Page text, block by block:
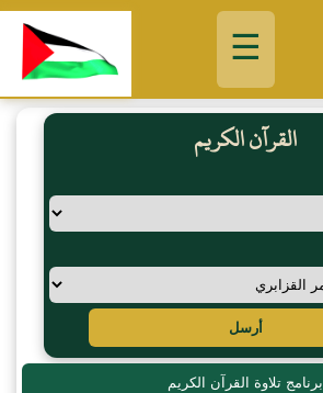
☰
القرآن الكريم
أرسل
برنامج تلاوة القرآن الكريم